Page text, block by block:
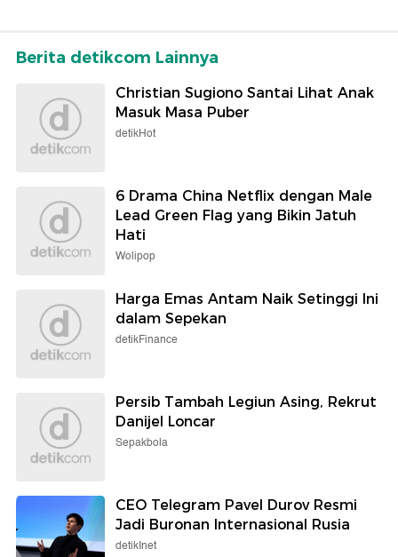
Berita detikcom Lainnya
Christian Sugiono Santai Lihat Anak
Masuk Masa Puber
detikHot
6 Drama China Netflix dengan Male
Lead Green Flag yang Bikin Jatuh
Hati
Wolipop
Harga Emas Antam Naik Setinggi Ini
dalam Sepekan
detikFinance
Persib Tambah Legiun Asing, Rekrut
Danijel Loncar
Sepakbola
CEO Telegram Pavel Durov Resmi
Jadi Buronan Internasional Rusia
detikInet